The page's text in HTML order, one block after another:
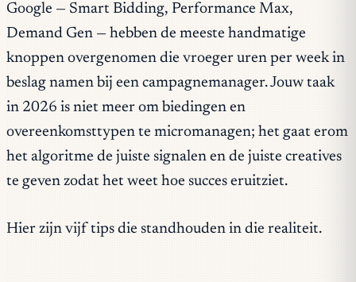
Google — Smart Bidding, Performance Max,
Demand Gen — hebben de meeste handmatige
knoppen overgenomen die vroeger uren per week in
beslag namen bij een campagnemanager. Jouw taak
in 2026 is niet meer om biedingen en
overeenkomsttypen te micromanagen; het gaat erom
het algoritme de juiste signalen en de juiste creatives
te geven zodat het weet hoe succes eruitziet.
Hier zijn vijf tips die standhouden in die realiteit.